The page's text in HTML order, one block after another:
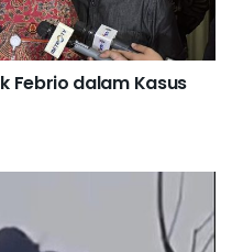
Febrio dalam Kasus